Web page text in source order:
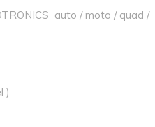
auto / moto / quad /
)